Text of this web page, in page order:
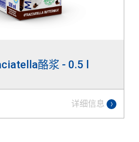
酪浆 - 0.5 l
详细信息